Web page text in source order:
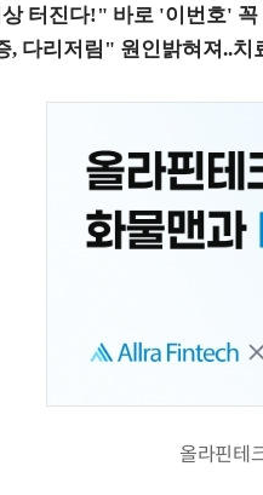
올라핀테